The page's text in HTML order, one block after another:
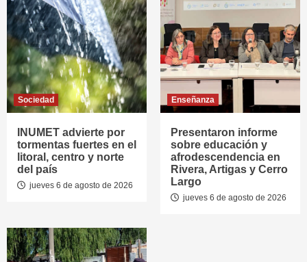
Sociedad
INUMET advierte por
tormentas fuertes en el
litoral, centro y norte
del país
jueves 6 de agosto de 2026
Enseñanza
Presentaron informe
sobre educación y
afrodescendencia en
Rivera, Artigas y Cerro
Largo
jueves 6 de agosto de 2026